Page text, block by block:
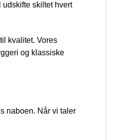
skiltet hvert
kvalitet. Vores
og klassiske
naboen. Når vi taler